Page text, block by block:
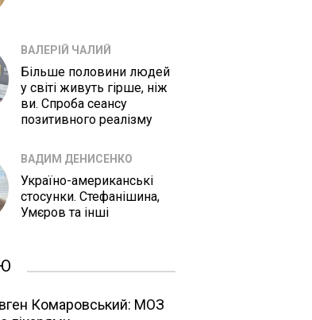
ВАЛЕРІЙ ЧАЛИЙ
Більше половини людей
у світі живуть гірше, ніж
ви. Спроба сеансу
позитивного реалізму
ВАДИМ ДЕНИСЕНКО
Україно-американські
стосунки. Стефанішина,
Умєров та інші
Комаровський: МОЗ